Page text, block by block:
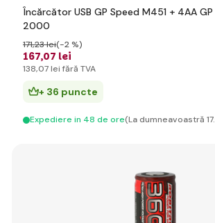
Încărcător USB GP Speed M451 + 4AA GP
2000
167,07 lei
171,23 lei(-2 %)
138,07 lei fără TVA
+ 36 puncte
Expediere in 48 de ore(La dumneavoastră